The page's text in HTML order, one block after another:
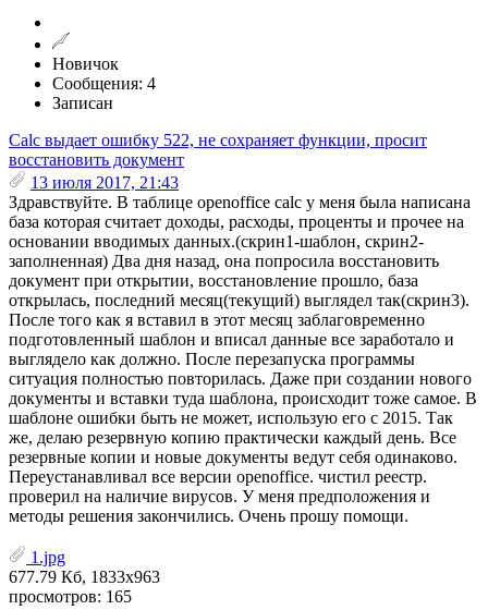
Новичок
Сообщения: 4
Записан
Calc выдает ошибку 522, не сохраняет функции, просит
восстановить документ
13 июля 2017, 21:43
Здравствуйте. В таблице openoffice calc у меня была написана
база которая считает доходы, расходы, проценты и прочее на
основании вводимых данных.(скрин1-шаблон, скрин2-
заполненная) Два дня назад, она попросила восстановить
документ при открытии, восстановление прошло, база
открылась, последний месяц(текущий) выглядел так(скрин3).
После того как я вставил в этот месяц заблаговременно
подготовленный шаблон и вписал данные все заработало и
выглядело как должно. После перезапуска программы
ситуация полностью повторилась. Даже при создании нового
документы и вставки туда шаблона, происходит тоже самое. В
шаблоне ошибки быть не может, использую его с 2015. Так
же, делаю резервную копию практически каждый день. Все
резервные копии и новые документы ведут себя одинаково.
Переустанавливал все версии openoffice. чистил реестр.
проверил на наличие вирусов. У меня предположения и
методы решения закончились. Очень прошу помощи.
1.jpg
677.79 Кб, 1833x963
просмотров: 165